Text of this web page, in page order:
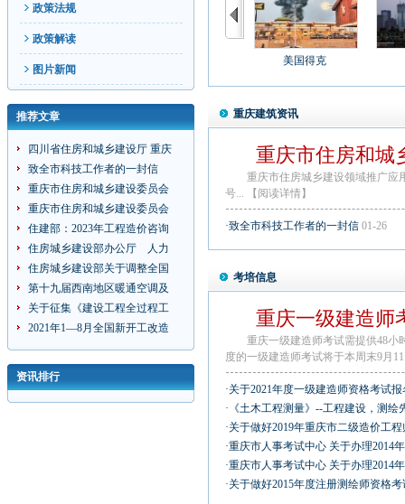
政策法规
政策解读
图片新闻
推荐文章
四川省住房和城乡建设厅 重庆
致全市科技工作者的一封信
重庆市住房和城乡建设委员会
重庆市住房和城乡建设委员会
住建部：2023年工程造价咨询
住房城乡建设部办公厅 人力
住房城乡建设部关于调整全国
第十九届西南地区暖通空调及
关于征集《建设工程全过程工
2021年1—8月全国新开工改造
资讯排行
美国得克
重庆建筑资讯
重庆市住房和城
重庆市住房城乡建设领域推广应
号...
【阅读详情】
·致全市科技工作者的一封信01-26
考培信息
重庆一级建造师
重庆一级建造师考试需提供48小
度的一级建造师考试将于本周末9月
·关于2021年度一级建造师资格考试
·《土木工程测量》--工程建设，测绘
·关于做好2019年重庆市二级造价工
·重庆市人事考试中心 关于办理2014
·重庆市人事考试中心 关于办理2014
·关于做好2015年度注册测绘师资格